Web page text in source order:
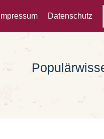
Impressum Datenschutz